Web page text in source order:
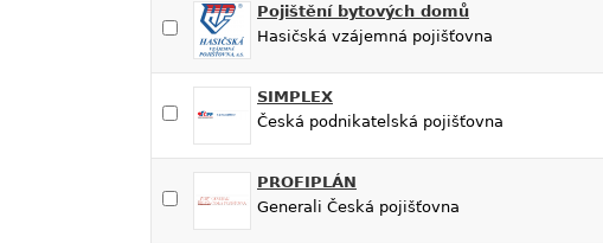
Pojištění bytových domů
Hasičská vzájemná pojišťovna
SIMPLEX
Česká podnikatelská pojišťovna
PROFIPLÁN
Generali Česká pojišťovna